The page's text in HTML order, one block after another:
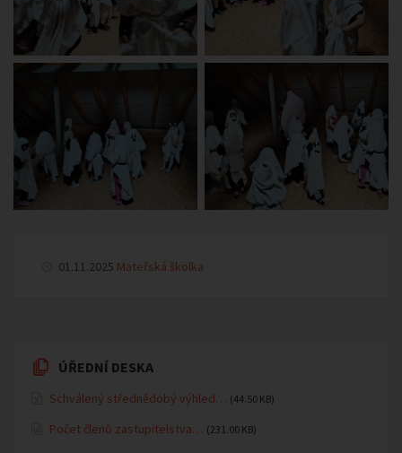
01.11.2025 Mateřská školka
ÚŘEDNÍ DESKA
Schválený střednědobý výhled… (44.50 KB)
Počet členů zastupitelstva… (231.00 KB)